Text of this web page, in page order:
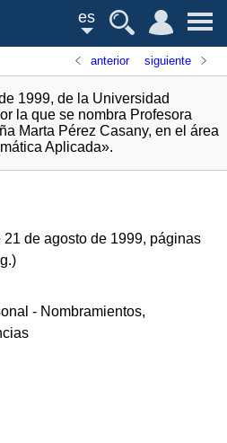
es
anterior siguiente
1999, de la Universidad
la que se nombra Profesora
Marta Pérez Casany, en el área
Aplicada».
21 de agosto de 1999, páginas
)
- Nombramientos,